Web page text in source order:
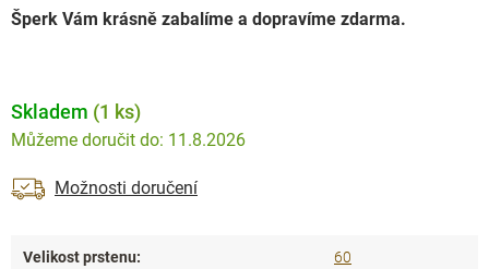
Šperk Vám krásně zabalíme a dopravíme zdarma.
Skladem (1 ks)
11.8.2026
Možnosti doručení
Velikost prstenu: 60